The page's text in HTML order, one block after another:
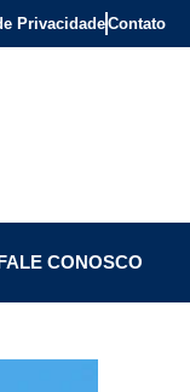
PrivacidadeContato
CONOSCO